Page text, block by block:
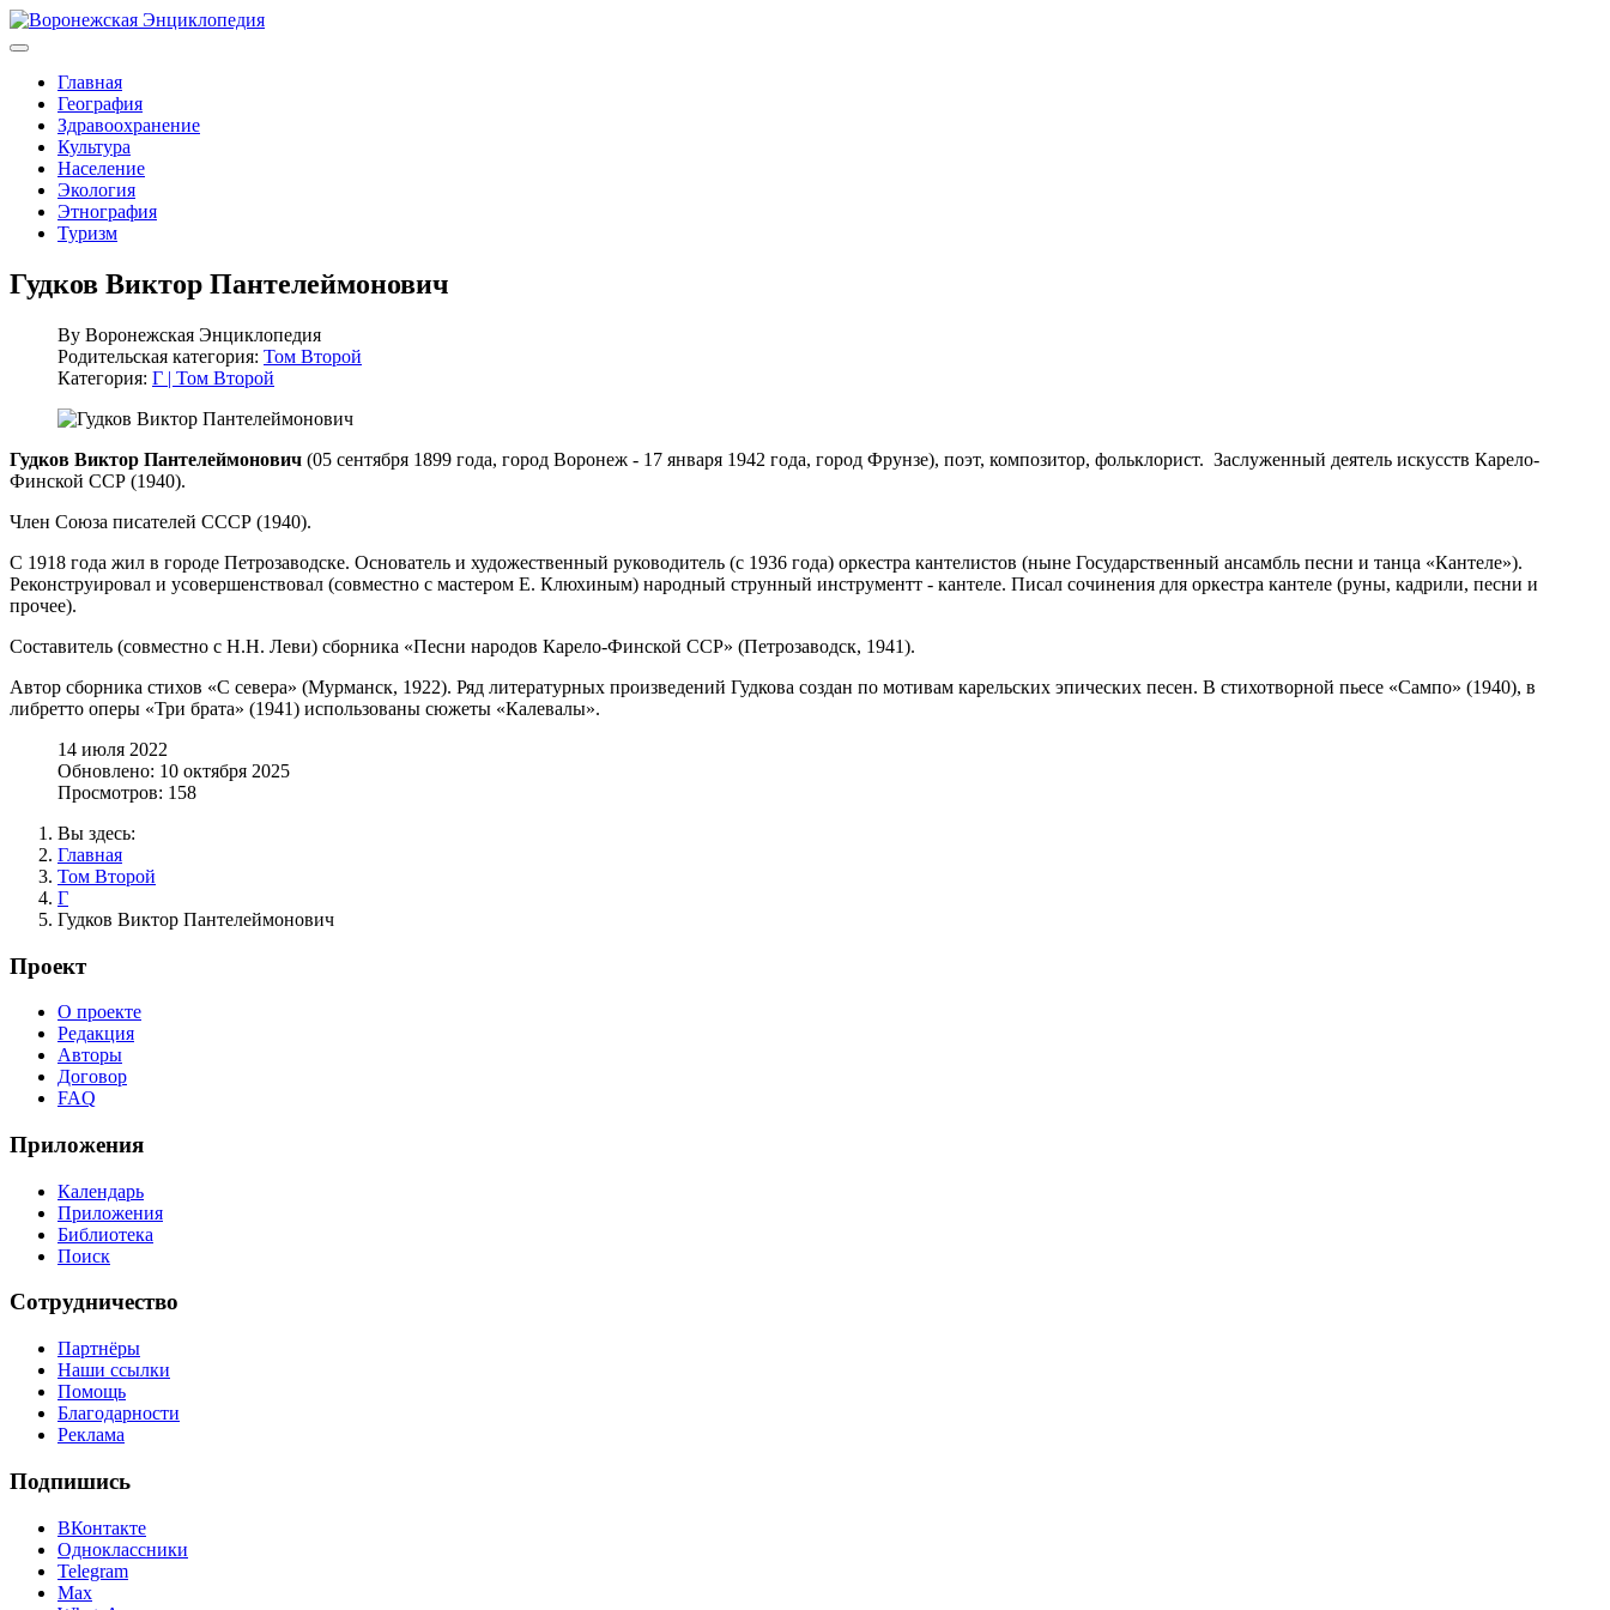
Главная
География
Здравоохранение
Культура
Население
Экология
Этнография
Туризм
Гудков Виктор Пантелеймонович
By Воронежская Энциклопедия
Родительская категория: Том Второй
Категория: Г | Том Второй
Гудков Виктор Пантелеймонович (05 сентября 1899 года, город Воронеж - 17 января 1942 года, город Фрунзе), поэт, композитор, фольклорист. Заслуженный деятель искусств Карело-
Финской ССР (1940).
Член Союза писателей СССР (1940).
С 1918 года жил в городе Петрозаводске. Основатель и художественный руководитель (с 1936 года) оркестра кантелистов (ныне Государственный ансамбль песни и танца «Кантеле»).
Реконструировал и усовершенствовал (совместно с мастером Е. Клюхиным) народный струнный инструментт - кантеле. Писал сочинения для оркестра кантеле (руны, кадрили, песни и
прочее).
Составитель (совместно с Н.Н. Леви) сборника «Песни народов Карело-Финской ССР» (Петрозаводск, 1941).
Автор сборника стихов «С севера» (Мурманск, 1922). Ряд литературных произведений Гудкова создан по мотивам карельских эпических песен. В стихотворной пьесе «Сампо» (1940), в
либретто оперы «Три брата» (1941) использованы сюжеты «Калевалы».
14 июля 2022
Обновлено: 10 октября 2025
Просмотров: 158
Вы здесь:
Главная
Том Второй
Г
Гудков Виктор Пантелеймонович
Проект
О проекте
Редакция
Авторы
Договор
FAQ
Приложения
Календарь
Приложения
Библиотека
Поиск
Сотрудничество
Партнёры
Наши ссылки
Помощь
Благодарности
Реклама
Подпишись
ВКонтакте
Одноклассники
Telegram
Max